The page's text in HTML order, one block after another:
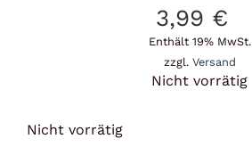
3,99 €
Enthält 19% MwSt.
zzgl. Versand
Nicht vorrätig
Nicht vorrätig